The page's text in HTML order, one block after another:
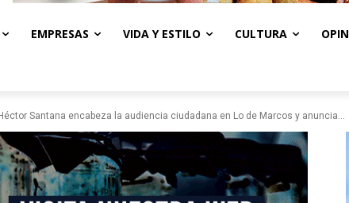
EMPRESAS VIDA Y ESTILO CULTURA
Héctor Santana encabeza la audiencia ciudadana en Lo de Marcos y anuncia...